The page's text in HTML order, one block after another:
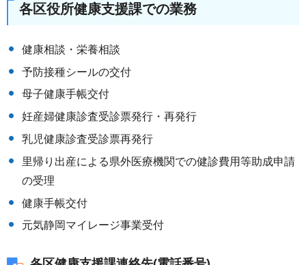
各区役所健康支援課での業務
健康相談・栄養相談
予防接種シールの交付
母子健康手帳交付
妊産婦健康診査受診票発行・再発行
乳児健康診査受診票再発行
里帰り出産による県外医療機関での健診費用等助成申請
の受理
健康手帳交付
元気静岡マイレージ事業受付